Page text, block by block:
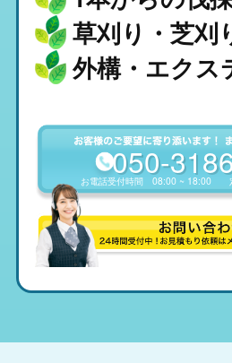
草刈り・芝刈
外構・エクス
050-
お電話受付時間08:00 ~ 18:00